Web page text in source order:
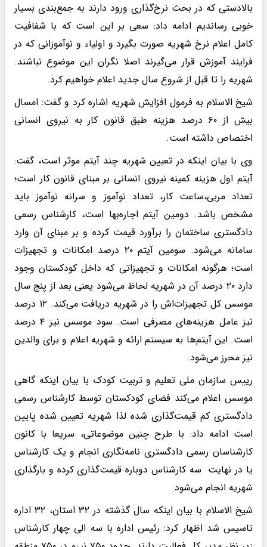
بالادستی که در بحث نرخ‌گذاری ورود دارند به جمع‌بندی بسیار
خوبی رساندیم ادامه داد: سعی‌ بر این است که با شفافیت
کامل اعلام نرخ شهریه صورت بگیرد و اولیاء و نوآموزانی که در
فرایند آموزش قرار می‌گیرند اصلا نگران این موضوع نباشند.
شهریه را تا قبل از شروع سال جدید اعلام خواهیم کرد.
شیخ الاسلام به فرمول افزایش شهریه اشاره کرد و گفت: امسال
بیش از ۶۰ درصد هزینه طبق قانون کار به نیروی انسانی
اختصاص داشته است.
وی با بیان اینکه در تعیین شهریه چند آیتم موثر است، گفت:
آیتم اول هزینه کمینه نیروی انسانی بر مبنای قانون کار است؛
تعداد مربی،ساعت کار، تعداد نوآموز و سرانه نوآموز باید
مشخص باشد. دومین آیتم اجاره‌بها است، کارشناس رسمی
‌دادگستری ساختمان را برآورد قیمت کرده و بر مبنای آن وارد
سامانه می‌شود. سومین آیتم ۲۰ درصد امکانات و تجهیزات
است؛ هرگونه امکانات و تجهیزاتی که داخل کودکستان وجود
دارد ۲۰ درصد آن در شهریه لحاظ می‌شود یعنی بعد از پنج سال
موسس کل تجهیزات‌اش را در شهریه دریافت می‌کند. ۱۲ درصد
نیز عامل هزینه‌های مصرفی است. سود موسس نیز ۴ درصد
است. این آیتم‌ها به سیستم ارائه و شهریه اعلام و برای والدین
نیز محرز می‌شود.
رییس سازمان ملی تعلیم و تربیت کودک با بیان اینکه گاهی
موسس اعلام می‌کند فضای کودکستان توسط کارشناس رسمی
‌دادگستری کم قیمت‌گذاری شده لذا شهریه تعیین شده پایین
است ادامه داد: با طرح چنین موضوعاتی، سریعا با کانون
کارشناسان رسمی ‌دادگستری نامه‌نگاری انجام و یک کارشناس
یا در نهایت سه کارشناس دوباره قیمت‌گذاری کرده و بارگذاری
شهریه انجام می‌شود.
شیخ الاسلام با بیان اینکه سال گذشته در ۳۲ استان، ۳۲ اداره
تاسیس شد اظهار کرد: رئیس اداره با سه الی چهار کارشناس